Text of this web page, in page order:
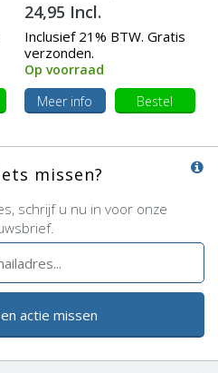
24,95 Incl.
Inclusief 21% BTW. Gratis
verzonden.
Op voorraad
Meer info
Bestel
missen?
schrijf u nu in voor onze
actie missen